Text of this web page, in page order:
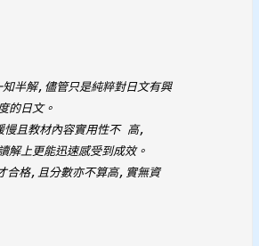
半解,儘管只是純粹對日文有興
的日文。
慢且教材內容實用性不 高,
解上更能迅速感受到成效。
合格,且分數亦不算高,實無資